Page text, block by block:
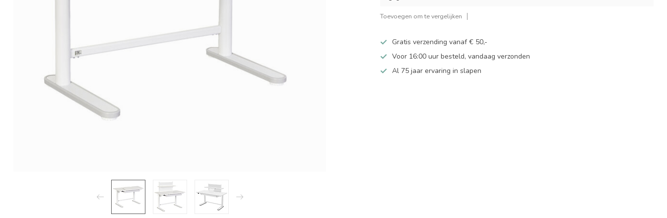
Toevoegen om te vergelijken
Gratis verzending vanaf € 50,-
Voor 16:00 uur besteld, vandaag verzonden
Al 75 jaar ervaring in slapen